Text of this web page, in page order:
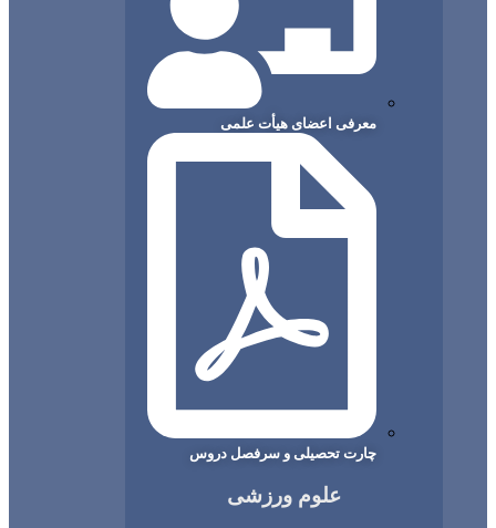
معرفی اعضای هیأت علمی
چارت تحصیلی و سرفصل دروس
علوم ورزشی